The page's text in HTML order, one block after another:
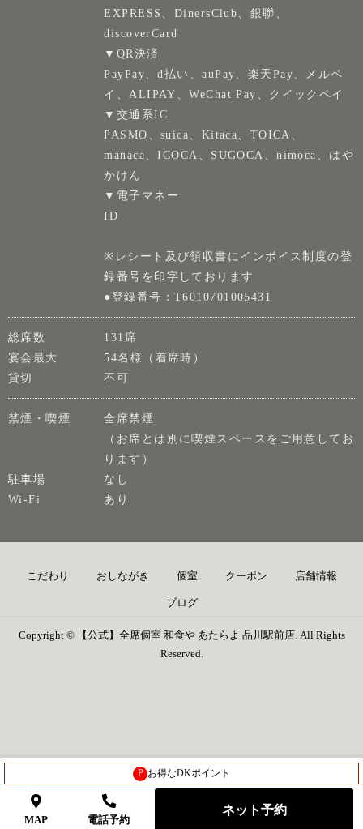
EXPRESS、DinersClub、銀聯、
discoverCard
▼QR決済
PayPay、d払い、auPay、楽天Pay、メルペ
イ、ALIPAY、WeChat Pay、クイックペイ
▼交通系IC
PASMO、suica、Kitaca、TOICA、
manaca、ICOCA、SUGOCA、nimoca、はや
かけん
▼電子マネー
ID
※レシート及び領収書にインボイス制度の登
録番号を印字しております
●登録番号：T6010701005431
総席数
131席
宴会最大
54名様（着席時）
貸切
不可
禁煙・喫煙
全席禁煙
（お席とは別に喫煙スペースをご用意してお
ります）
駐車場
なし
Wi-Fi
あり
こだわり おしながき 個室 クーポン 店舗情報
ブログ
Copyright © 【公式】全席個室 和食や あたらよ 品川駅前店. All Rights
Reserved.
P お得なDKポイント
MAP 電話予約
ネット予約